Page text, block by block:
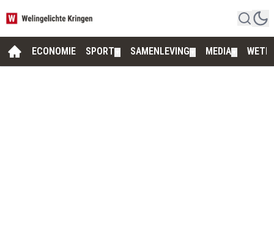
ECONOMIE SPORT SAMENLEVING MEDIA